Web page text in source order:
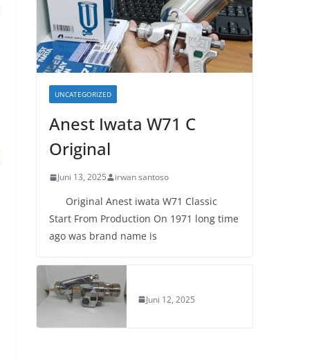
UNCATEGORIZED
Anest Iwata W71 C
Original
Juni 13, 2025 irwan santoso
Original Anest iwata W71 Classic
Start From Production On 1971 long time
ago was brand name is
Juni 12, 2025